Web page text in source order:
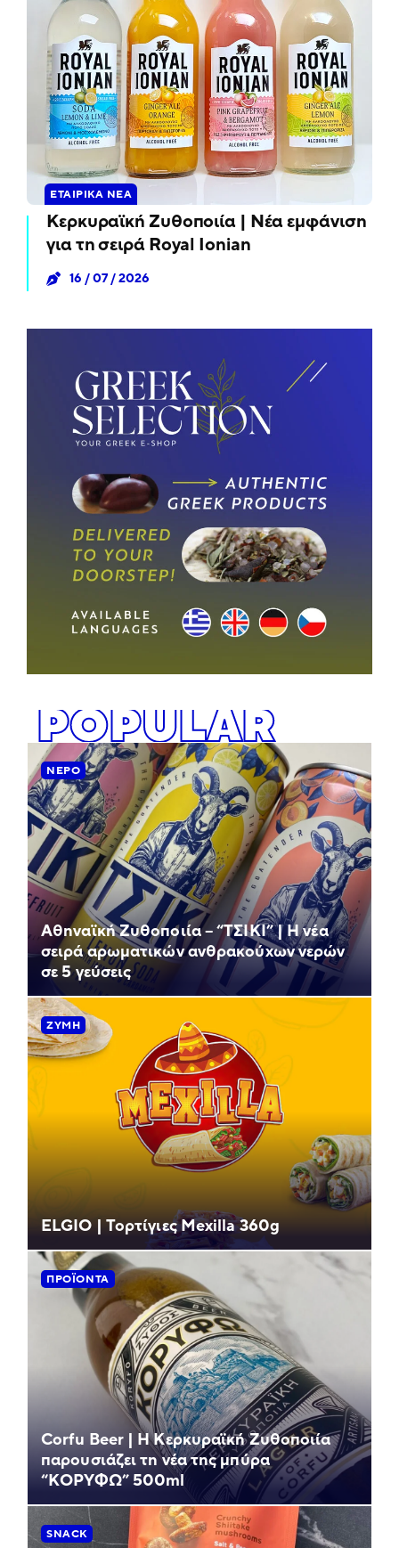
ΕΤΑΙΡΙΚΆ ΝΈΑ
Κερκυραϊκή Ζυθοποιία | Νέα εμφάνιση
για τη σειρά Royal Ionian
16 / 07 / 2026
POPULAR
ΝΕΡΌ
Αθηναϊκή Ζυθοποιία – “ΤΣΙΚΙ” | Η νέα
σειρά αρωματικών ανθρακούχων νερών
σε 5 γεύσεις
ΖΎΜΗ
ELGIO | Τορτίγιες Mexilla 360g
ΠΡΟΪΌΝΤΑ
Corfu Beer | Η Κερκυραϊκή Ζυθοποιία
παρουσιάζει τη νέα της μπύρα
“ΚΟΡΥΦΩ” 500ml
SNACK